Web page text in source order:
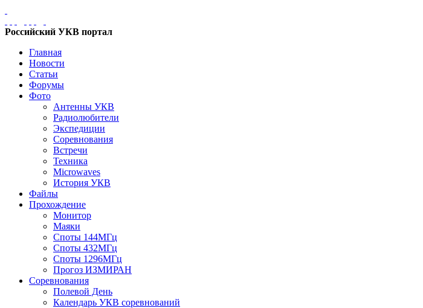
Российский УКВ портал
Главная
Новости
Статьи
Форумы
Фото
Антенны УКВ
Радиолюбители
Экспедиции
Соревнования
Встречи
Техника
Microwaves
История УКВ
Файлы
Прохождение
Монитор
Маяки
Споты 144МГц
Споты 432МГц
Споты 1296МГц
Прогоз ИЗМИРАН
Соревнования
Полевой День
Календарь УКВ соревнований